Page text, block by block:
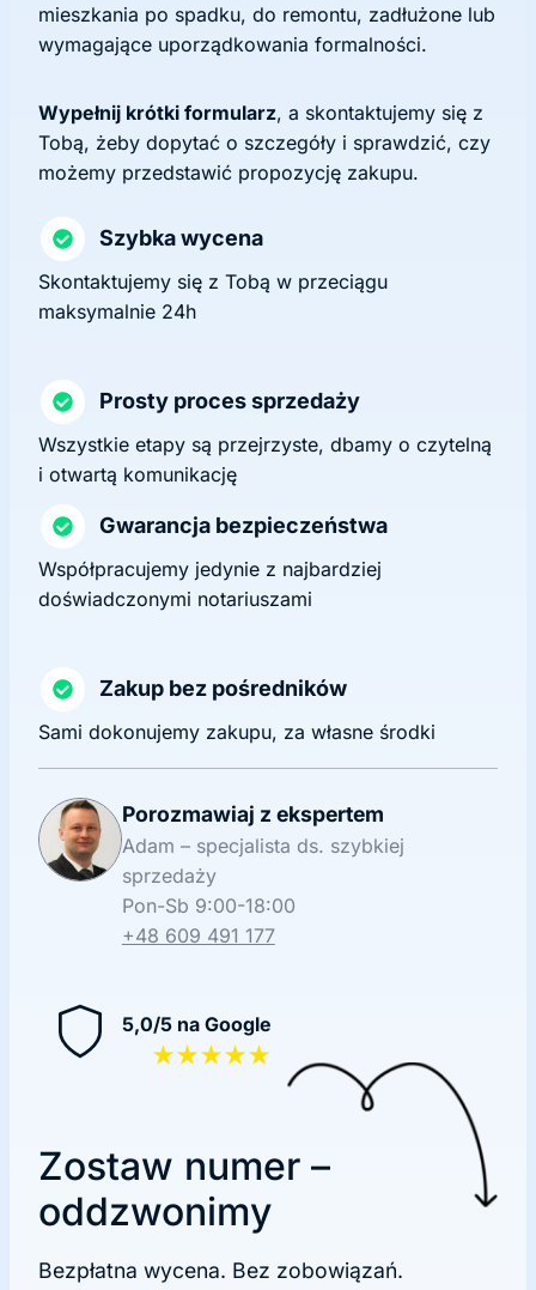
mieszkania po spadku, do remontu, zadłużone lub
wymagające uporządkowania formalności.
Wypełnij krótki formularz, a skontaktujemy się z
Tobą, żeby dopytać o szczegóły i sprawdzić, czy
możemy przedstawić propozycję zakupu.
Szybka wycena
Skontaktujemy się z Tobą w przeciągu
maksymalnie 24h
Prosty proces sprzedaży
Wszystkie etapy są przejrzyste, dbamy o czytelną
i otwartą komunikację
Gwarancja bezpieczeństwa
Współpracujemy jedynie z najbardziej
doświadczonymi notariuszami
Zakup bez pośredników
Sami dokonujemy zakupu, za własne środki
Porozmawiaj z ekspertem
Adam – specjalista ds. szybkiej
sprzedaży
Pon-Sb 9:00-18:00
+48 609 491 177
5,0/5 na Google
★★★★★
Zostaw numer –
oddzwonimy
Bezpłatna wycena. Bez zobowiązań.